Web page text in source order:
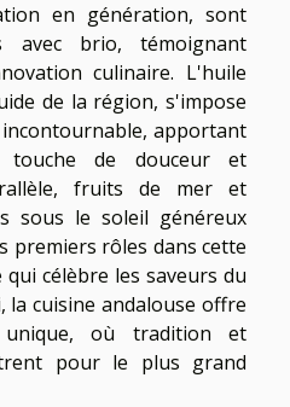
en génération, sont
avec brio, témoignant
culinaire. L'huile
de la région, s'impose
apportant
de douceur et
fruits de mer et
sous le soleil généreux
premiers rôles dans cette
célèbre les saveurs du
la cuisine andalouse offre
où tradition et
pour le plus grand